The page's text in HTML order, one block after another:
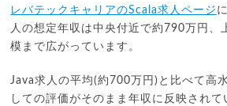
レバテックキャリアのScala求人ページ
人の想定年収は中央付近で約790万円、
模まで広がっています。
Java求人の平均(約700万円)と比べて高
しての評価がそのまま年収に反映されて